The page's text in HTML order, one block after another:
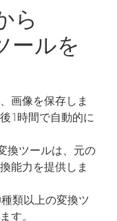
ら
ールを
画像を保存しま
1時間で自動的に
換ツールは、元の
能力を提供しま
類以上の変換ツ
す。